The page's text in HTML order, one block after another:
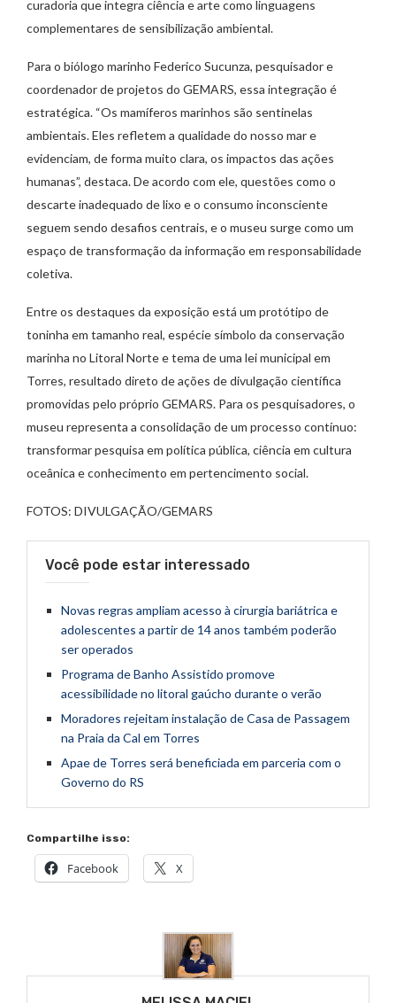
curadoria que integra ciência e arte como linguagens
complementares de sensibilização ambiental.
Para o biólogo marinho Federico Sucunza, pesquisador e
coordenador de projetos do GEMARS, essa integração é
estratégica. “Os mamíferos marinhos são sentinelas
ambientais. Eles refletem a qualidade do nosso mar e
evidenciam, de forma muito clara, os impactos das ações
humanas”, destaca. De acordo com ele, questões como o
descarte inadequado de lixo e o consumo inconsciente
seguem sendo desafios centrais, e o museu surge como um
espaço de transformação da informação em responsabilidade
coletiva.
Entre os destaques da exposição está um protótipo de
toninha em tamanho real, espécie símbolo da conservação
marinha no Litoral Norte e tema de uma lei municipal em
Torres, resultado direto de ações de divulgação científica
promovidas pelo próprio GEMARS. Para os pesquisadores, o
museu representa a consolidação de um processo contínuo:
transformar pesquisa em política pública, ciência em cultura
oceânica e conhecimento em pertencimento social.
FOTOS: DIVULGAÇÃO/GEMARS
Você pode estar interessado
Novas regras ampliam acesso à cirurgia bariátrica e
adolescentes a partir de 14 anos também poderão
ser operados
Programa de Banho Assistido promove
acessibilidade no litoral gaúcho durante o verão
Moradores rejeitam instalação de Casa de Passagem
na Praia da Cal em Torres
Apae de Torres será beneficiada em parceria com o
Governo do RS
Compartilhe isso:
Facebook X